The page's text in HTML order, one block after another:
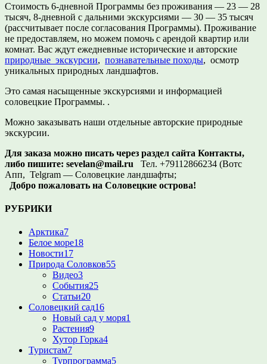
Стоимость 6-дневной Программы без проживания — 23 — 28
тысяч, 8-дневной с дальними экскурсиями — 30 — 35 тысяч
(рассчитывает после согласования Программы). Проживание
не предоставляем, но можем помочь с арендой квартир или
комнат. Вас ждут ежедневные исторические и авторские
природные экскурсии, познавательные походы, осмотр
уникальных природных ландшафтов.
Это самая насыщенные экскурсиями и информацией
соловецкие Программы. .
Можно заказывать наши отдельные авторские природные
экскурсии.
Для заказа можно писать через раздел сайта Контакты,
либо пишите: sevelan@mail.ru Тел. +79112866234 (Вотс
Апп, Telgram — Соловецкие ландшафты;
Добро пожаловать на Соловецкие острова!
РУБРИКИ
Арктика7
Белое море18
Новости17
Природа Соловков55
Видео3
События25
Статьи20
Соловецкий сад16
Новый сад у моря1
Растения9
Хутор Горка4
Туристам7
Турпрограмма5